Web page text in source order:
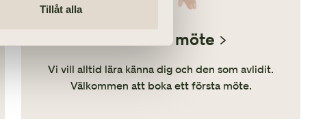
Tillåt alla
Vårt första möte
Vi vill alltid lära känna dig och den som avlidit.
Välkommen att boka ett första möte.